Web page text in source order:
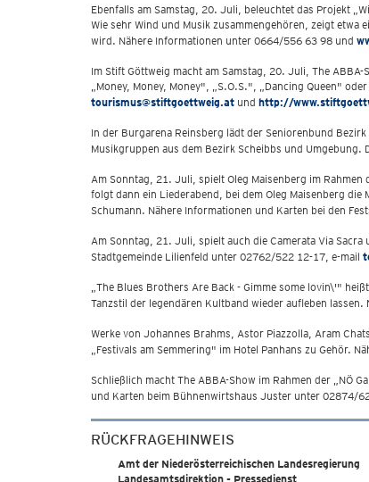
Ebenfalls am Samstag, 20. Juli, beleuchtet das Projekt
Wie sehr Wind und Musik zusammengehören, zeigt
wird. Nähere Informationen unter 0664/556 63 98 und
Im Stift Göttweig macht am Samstag, 20. Juli, The
„Money, Money, Money", „S.O.S.", „Dancing Queen"
tourismus@stiftgoettweig.at und http://
In der Burgarena Reinsberg lädt der Seniorenbund
Musikgruppen aus dem Bezirk Scheibbs und
Am Sonntag, 21. Juli, spielt Oleg Maisenberg im
folgt dann ein Liederabend, bei dem Oleg Maisenberg
Schumann. Nähere Informationen und Karten bei den
Am Sonntag, 21. Juli, spielt auch die Camerata Via
Stadtgemeinde Lilienfeld unter 02762/522 12-17, e-mail
„The Blues Brothers Are Back - Gimme some lovin\'"
Tanzstil der legendären Kultband wieder aufleben
Werke von Johannes Brahms, Astor Piazzolla, Aram
„Festivals am Semmering" im Hotel Panhans zu Gehör.
Schließlich macht The ABBA-Show im Rahmen der
und Karten beim Bühnenwirtshaus Juster unter 02874/
RÜCKFRAGEHINWEIS
Amt der Niederösterreichischen Landesregierung
Landesamtsdirektion - Pressedienst